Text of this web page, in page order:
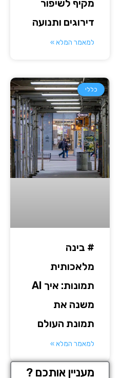
מקיף לשיפור
דירוגים ותנועה
למאמר המלא »
כללי
# בינה
מלאכותית
תמונות: איך AI
משנה את
תמונת העולם
למאמר המלא »
מעניין אותכם ?